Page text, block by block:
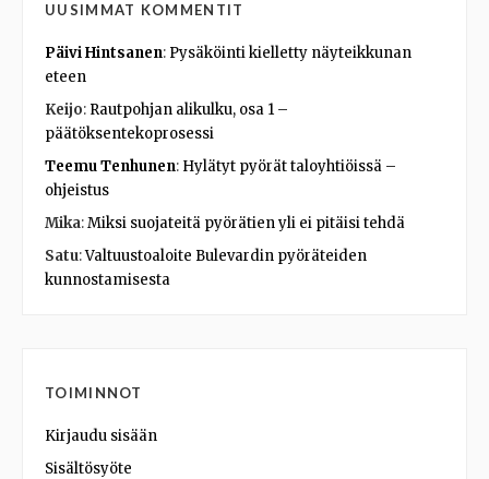
UUSIMMAT KOMMENTIT
Päivi Hintsanen: Pysäköinti kielletty näyteikkunan
eteen
Keijo: Rautpohjan alikulku, osa 1 –
päätöksentekoprosessi
Teemu Tenhunen: Hylätyt pyörät taloyhtiöissä –
ohjeistus
Mika:Miksi suojateitä pyörätien yli ei pitäisi tehdä
Satu:Valtuustoaloite Bulevardin pyöräteiden
kunnostamisesta
TOIMINNOT
Kirjaudu sisään
Sisältösyöte